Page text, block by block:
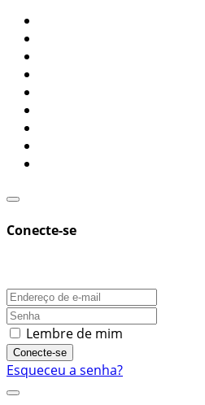
Conecte-se
Lembre de mim
Conecte-se
Esqueceu a senha?